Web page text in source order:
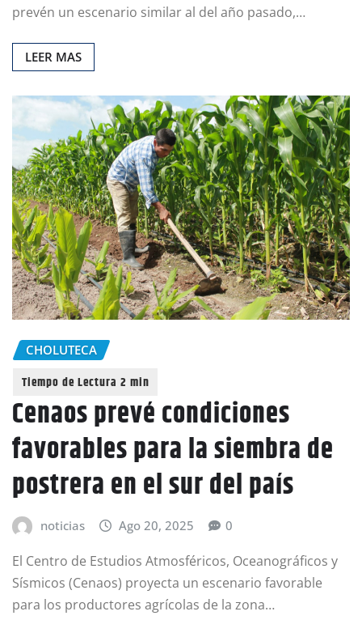
prevén un escenario similar al del año pasado,…
LEER MAS
CHOLUTECA
Cenaos prevé condiciones
favorables para la siembra de
postrera en el sur del país
noticias Ago 20, 2025 0
El Centro de Estudios Atmosféricos, Oceanográficos y
Sísmicos (Cenaos) proyecta un escenario favorable
para los productores agrícolas de la zona…